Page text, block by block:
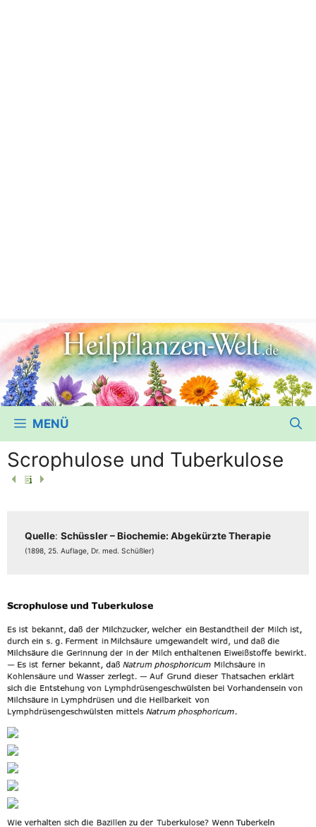
MENÜ
Scrophulose und Tuberkulose
Quel­le: Schüss­ler – Bio­che­mie: Abge­kürz­te The­ra­pie
(1898, 25. Auf­la­ge, Dr. med. Schüßler)